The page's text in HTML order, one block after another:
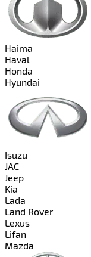
Haima
Haval
Honda
Hyundai
Isuzu
JAC
Jeep
Kia
Lada
Land Rover
Lexus
Lifan
Mazda